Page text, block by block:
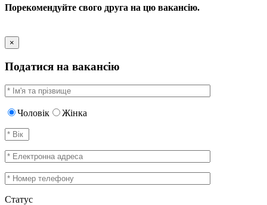
Порекомендуйте свого друга на цю вакансію.
×
Податися на вакансію
Чоловік Жінка
Статус